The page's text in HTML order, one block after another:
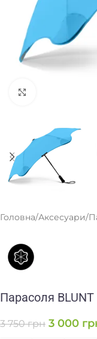
Головна/Аксесуари/
Парасоля
3 750грн 3 000